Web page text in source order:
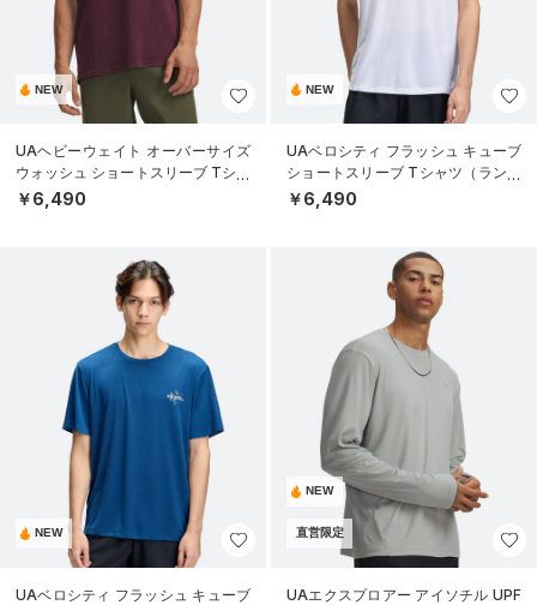
NEW
UAヘビーウェイト オーバーサイズ
ウォッシュ ショートスリーブ Tシャ
ツ（ライフスタイル/MEN）
￥6,490
NEW
UAベロシティ フラッシュ キューブ
ショートスリーブ Tシャツ（ランニ
ング/MEN）
￥6,490
NEW
UAベロシティ フラッシュ キューブ
NEW
直営限定
UAエクスプロアー アイソチル UPF